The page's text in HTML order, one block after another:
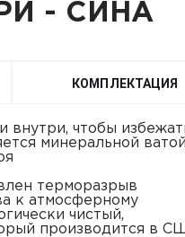
- СИНА
КОМПЛЕКТАЦИЯ
внутри, чтобы
минеральной
терморазрыв
к атмосферному
чистый,
производится в